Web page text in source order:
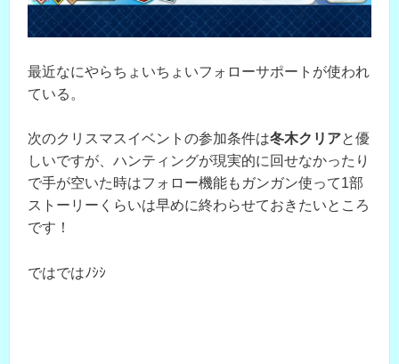
最近なにやらちょいちょいフォローサポートが使われ
ている。
次のクリスマスイベントの参加条件は冬木クリアと優
しいですが、ハンティングが現実的に回せなかったり
で手が空いた時はフォロー機能もガンガン使って1部
ストーリーくらいは早めに終わらせておきたいところ
です！
ではではﾉｼｼ